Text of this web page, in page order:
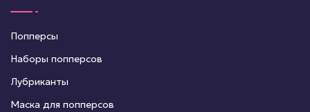
Попперсы
Наборы попперсов
Лубриканты
Маска для попперсов